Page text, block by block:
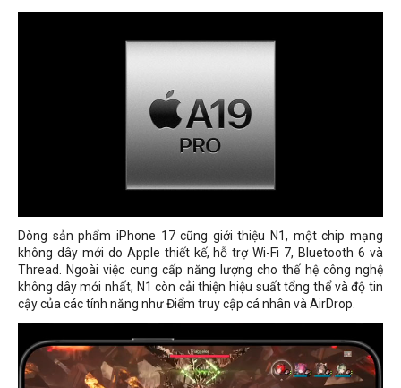
Dòng sản phẩm iPhone 17 cũng giới thiệu N1, một chip mạng
không dây mới do Apple thiết kế, hỗ trợ Wi-Fi 7, Bluetooth 6 và
Thread. Ngoài việc cung cấp năng lượng cho thế hệ công nghệ
không dây mới nhất, N1 còn cải thiện hiệu suất tổng thể và độ tin
cậy của các tính năng như Điểm truy cập cá nhân và AirDrop.